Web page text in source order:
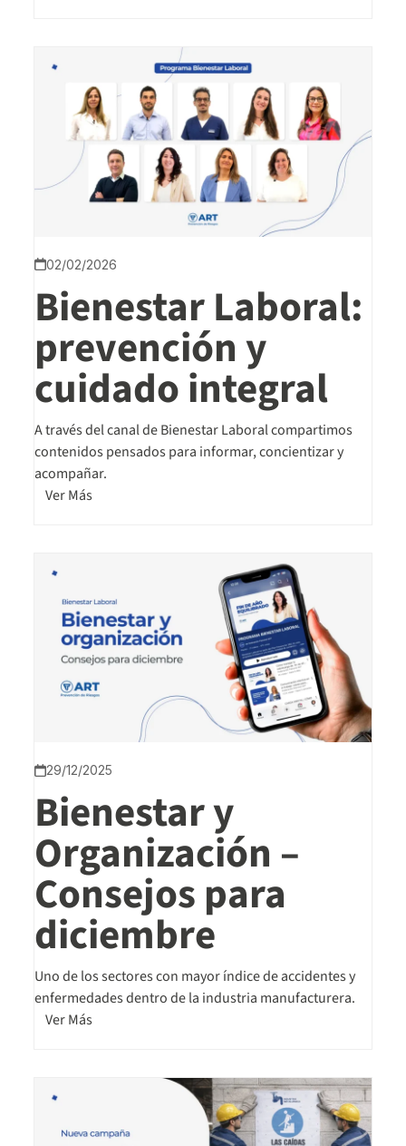
02/02/2026
Bienestar Laboral:
prevención y
cuidado integral
A través del canal de Bienestar Laboral compartimos
contenidos pensados para informar, concientizar y
acompañar.
Ver Más
29/12/2025
Bienestar y
Organización –
Consejos para
diciembre
Uno de los sectores con mayor índice de accidentes y
enfermedades dentro de la industria manufacturera.
Ver Más